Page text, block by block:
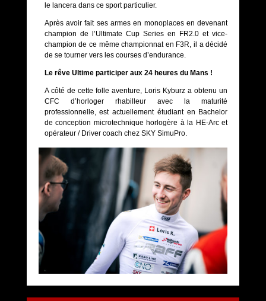
le lancera dans ce sport particulier.
Après avoir fait ses armes en monoplaces en devenant
champion de l’Ultimate Cup Series en FR2.0 et vice-
champion de ce même championnat en F3R, il a décidé
de se tourner vers les courses d’endurance.
Le rêve Ultime participer aux 24 heures du Mans !
A côté de cette folle aventure, Loris Kyburz a obtenu un
CFC d’horloger rhabilleur avec la maturité
professionnelle, est actuellement étudiant en Bachelor
de conception microtechnique horlogère à la HE-Arc et
opérateur / Driver coach chez SKY SimuPro.